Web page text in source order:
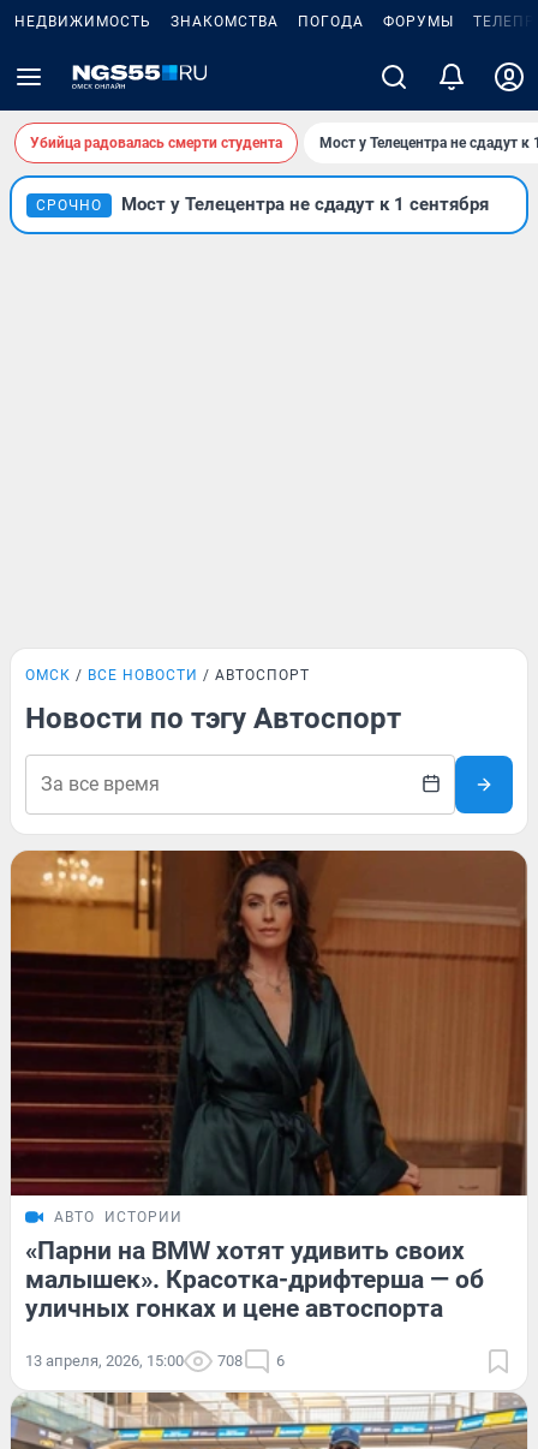
НЕДВИЖИМОСТЬ ЗНАКОМСТВА ПОГОДА ФОРУМЫ
Убийца радовалась смерти студента Мост у Телецентра не сдадут к
СРОЧНО Мост у Телецентра не сдадут к 1 сентября
ОМСК ВСЕ НОВОСТИ АВТОСПОРТ
Новости по тэгу Автоспорт
АВТО ИСТОРИИ
«Парни на BMW хотят удивить своих
малышек». Красотка-дрифтерша — об
уличных гонках и цене автоспорта
13 апреля, 2026, 15:00 708 6